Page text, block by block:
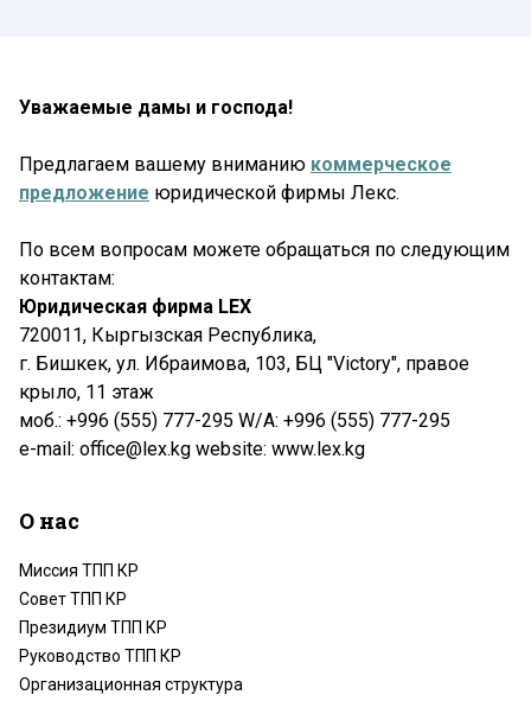
Уважаемые дамы и господа!
Предлагаем вашему вниманию коммерческое
предложение юридической фирмы Лекс.
По всем вопросам можете обращаться по следующим
контактам:
Юридическая фирма LEX
720011, Кыргызская Республика,
г. Бишкек, ул. Ибраимова, 103, БЦ "Victory", правое
крыло, 11 этаж
моб.: +996 (555) 777-295 W/A: +996 (555) 777-295
e-mail: office@lex.kg website: www.lex.kg
О нас
Миссия ТПП КР
Совет ТПП КР
Президиум ТПП КР
Руководство ТПП КР
Организационная структура